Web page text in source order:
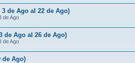
de Ago al 22 de Ago)
de Ago
de Ago al 26 de Ago)
de Ago
de Ago)